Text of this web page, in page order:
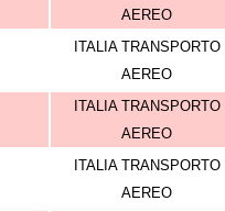
AEREO
ITALIA TRANSPORTO
AEREO
ITALIA TRANSPORTO
AEREO
ITALIA TRANSPORTO
AEREO